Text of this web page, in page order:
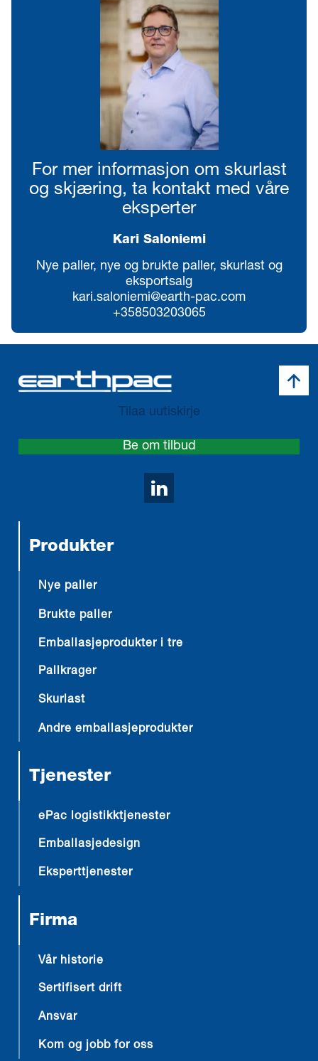
For mer informasjon om skurlast
og skjæring, ta kontakt med våre
eksperter
Kari Saloniemi
Nye paller, nye og brukte paller, skurlast og
eksportsalg
kari.saloniemi@earth-pac.com
+358503203065
Tilaa uutiskirje
Be om tilbud
Avaa LinkedIn
Produkter
Nye paller
Brukte paller
Emballasjeprodukter i tre
Pallkrager
Skurlast
Andre emballasjeprodukter
Tjenester
ePac logistikktjenester
Emballasjedesign
Eksperttjenester
Firma
Vår historie
Sertifisert drift
Ansvar
Kom og jobb for oss